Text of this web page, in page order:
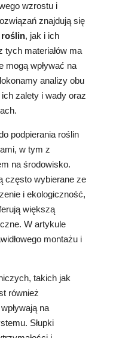
wzrostu i
znajdują się
roślin, jak i ich
tych materiałów ma
mogą wpływać na
analizy obu
zalety i wady oraz
podpierania roślin
w tym z
na środowisko.
często wybierane ze
i ekologiczność,
większą
W artykule
montażu i
takich jak
również
na
Słupki